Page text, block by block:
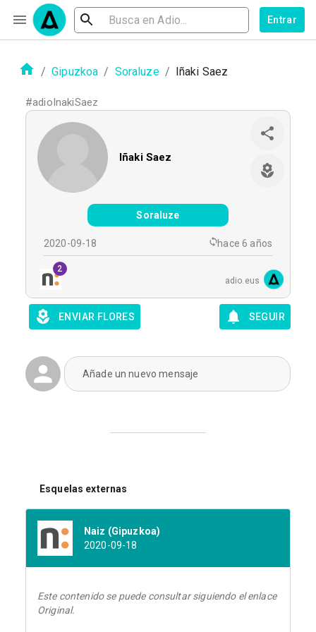
Entrar
/ Gipuzkoa / Soraluze / Iñaki Saez
#adioInakiSaez
Iñaki Saez
Soraluze
2020-09-18 hace 6 años
2
adio.eus
ENVIAR FLORES SEGUIR
Añade un nuevo mensaje
Esquelas externas
Naiz (Gipuzkoa)
2020-09-18
Este contenido se puede consultar siguiendo el enlace
Original.